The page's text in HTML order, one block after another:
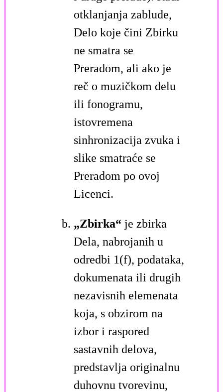
otklanjanja zablude,
Delo koje čini Zbirku
ne smatra se
Preradom, ali ako je
reč o muzičkom delu
ili fonogramu,
istovremena
sinhronizacija zvuka i
slike smatraće se
Preradom po ovoj
Licenci.
„Zbirka“ je zbirka
Dela, nabrojanih u
odredbi 1(f), podataka,
dokumenata ili drugih
nezavisnih elemenata
koja, s obzirom na
izbor i raspored
sastavnih delova,
predstavlja originalnu
duhovnu tvorevinu,